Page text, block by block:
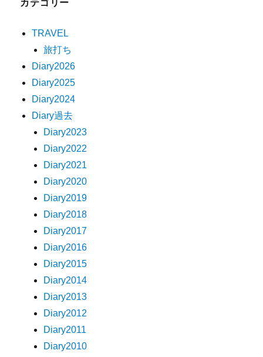
カテゴリー
TRAVEL
旅打ち
Diary2026
Diary2025
Diary2024
Diary過去
Diary2023
Diary2022
Diary2021
Diary2020
Diary2019
Diary2018
Diary2017
Diary2016
Diary2015
Diary2014
Diary2013
Diary2012
Diary2011
Diary2010